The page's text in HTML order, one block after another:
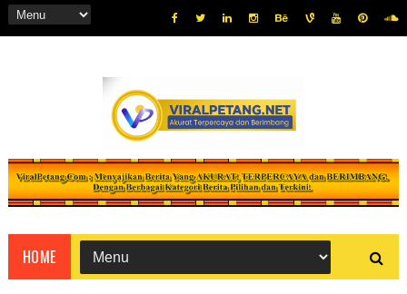
HOME